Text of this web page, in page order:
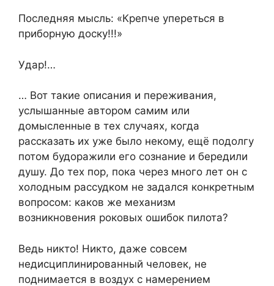
Последняя мысль: «Крепче упереться в
приборную доску!!!»
Удар!…
… Вот такие описания и переживания,
услышанные автором самим или
домысленные в тех случаях, когда
рассказать их уже было некому, ещё подолгу
потом будоражили его сознание и бередили
душу. До тех пор, пока через много лет он с
холодным рассудком не задался конкретным
вопросом: каков же механизм
возникновения роковых ошибок пилота?
Ведь никто! Никто, даже совсем
недисциплинированный человек, не
поднимается в воздух с намерением